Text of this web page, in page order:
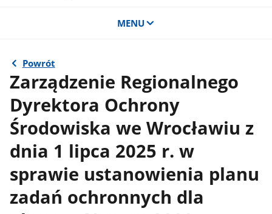
MENU
Powrót
Zarządzenie Regionalnego
Dyrektora Ochrony
Środowiska we Wrocławiu z
dnia 1 lipca 2025 r. w
sprawie ustanowienia planu
zadań ochronnych dla